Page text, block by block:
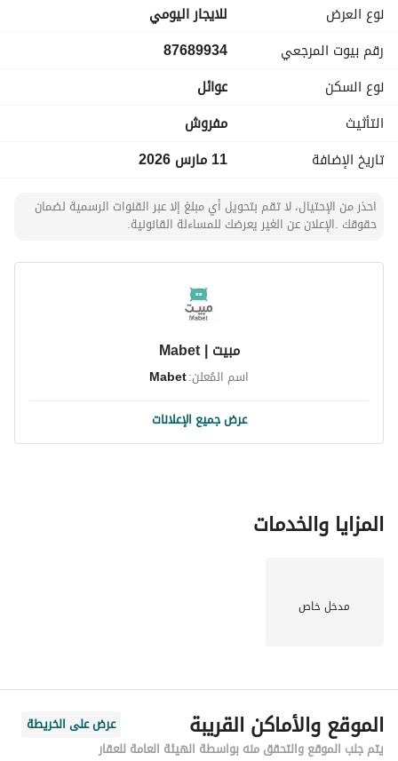
نوع العرض
للايجار اليومي
رقم بيوت المرجعي
87689934
نوع السكن
عوائل
التأثيث
مفروش
تاريخ الإضافة
11 مارس 2026
احذر من الإحتيال، لا تقم بتحويل أي مبلغ إلا عبر القنوات الرسمية لضمان
حقوقك .الإعلان عن الغير يعرضك للمساءلة القانونية.
مبيت | Mabet
اسم المُعلن:Mabet
عرض جميع الإعلانات
المزايا والخدمات
مدخل خاص
الموقع والأماكن القريبة
عرض على الخريطة
يتم جلب الموقع والتحقق منه بواسطة الهيئة العامة للعقار